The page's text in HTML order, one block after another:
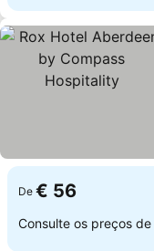
De € 56
Consulte os preços de